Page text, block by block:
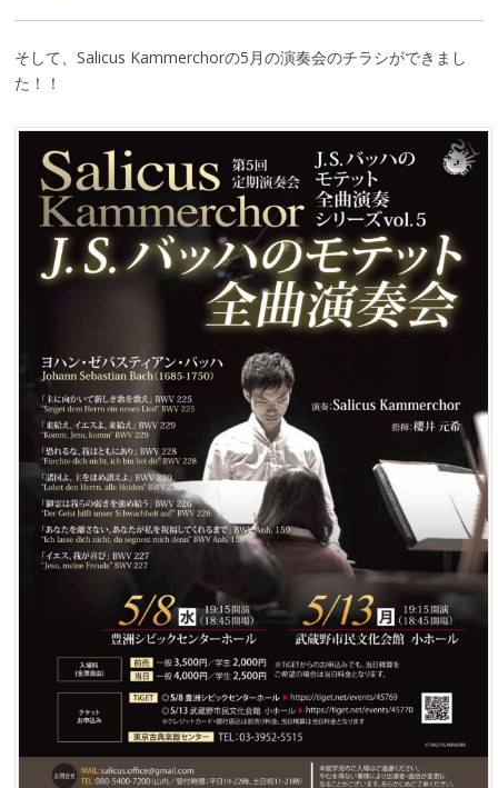
そして、Salicus Kammerchorの5月の演奏会のチラシができまし
た！！